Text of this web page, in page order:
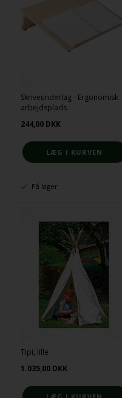
Skriveunderlag - Ergonomisk
arbejdsplads
244,00 DKK
På lager
Tipi, lille
1.035,00 DKK